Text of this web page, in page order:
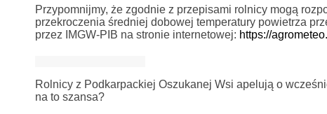
Przypomnijmy, że zgodnie z przepisami rolnicy mogą
przekroczenia średniej dobowej temperatury powietrza
przez IMGW-PIB na stronie internetowej: https://
Rolnicy z Podkarpackiej Oszukanej Wsi apelują o
na to szansa?